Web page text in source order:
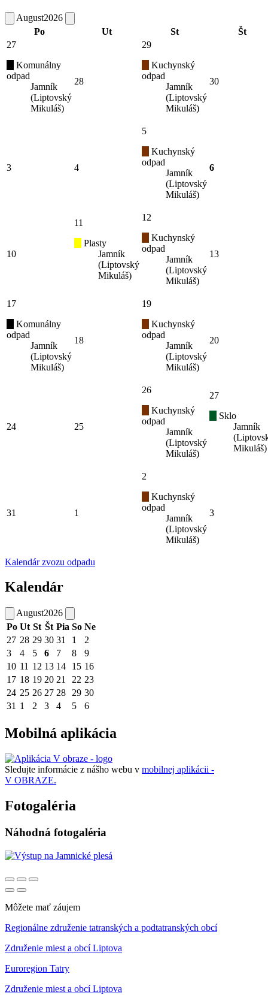
August2026
Po
Ut St
Št
27
Komunálny
odpad
Jamník
(Liptovský
Mikuláš)
28
29
Kuchynský
odpad
Jamník
(Liptovský
Mikuláš)
30
3 4
5
Kuchynský
odpad
Jamník
(Liptovský
Mikuláš)
6
10
11
Plasty
Jamník
(Liptovský
Mikuláš)
12
Kuchynský
odpad
Jamník
(Liptovský
Mikuláš)
13
17
Komunálny
odpad
Jamník
(Liptovský
Mikuláš)
18
19
Kuchynský
odpad
Jamník
(Liptovský
Mikuláš)
20
24 25
26
Kuchynský
odpad
Jamník
(Liptovský
Mikuláš)
27
Sklo
Jamník
Mikuláš)
31 1
2
Kuchynský
odpad
Jamník
(Liptovský
Mikuláš)
3
Kalendár zvozu odpadu
Kalendár
August2026
Po Ut St Št Pia So Ne
27 28 29 30 31 1
2
3
4 5 6 7 8
9
10 11 12 13 14 15 16
17 18 19 20 21 22 23
24 25 26 27 28 29 30
31 1 2 3 4 5 6
Mobilná aplikácia
Sledujte informácie z nášho webu v mobilnej aplikácii -
V OBRAZE.
Fotogaléria
Náhodná fotogaléria
Môžete mať záujem
Regionálne združenie tatranských a podtatranských obcí
Združenie miest a obcí Liptova
Euroregion Tatry
Združenie miest a obcí Liptova